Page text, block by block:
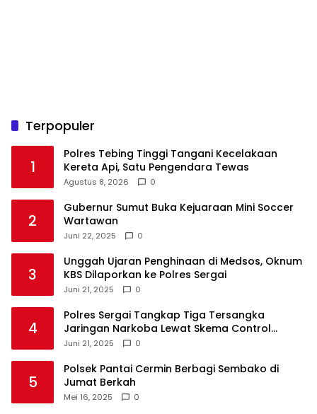
Terpopuler
1
Polres Tebing Tinggi Tangani Kecelakaan
Kereta Api, Satu Pengendara Tewas
Agustus 8, 2026 0
2
Gubernur Sumut Buka Kejuaraan Mini Soccer
Wartawan
Juni 22, 2025 0
3
Unggah Ujaran Penghinaan di Medsos, Oknum
KBS Dilaporkan ke Polres Sergai
Juni 21, 2025 0
4
Polres Sergai Tangkap Tiga Tersangka
Jaringan Narkoba Lewat Skema Control
Delivery
Juni 21, 2025 0
5
Polsek Pantai Cermin Berbagi Sembako di
Jumat Berkah
Mei 16, 2025 0